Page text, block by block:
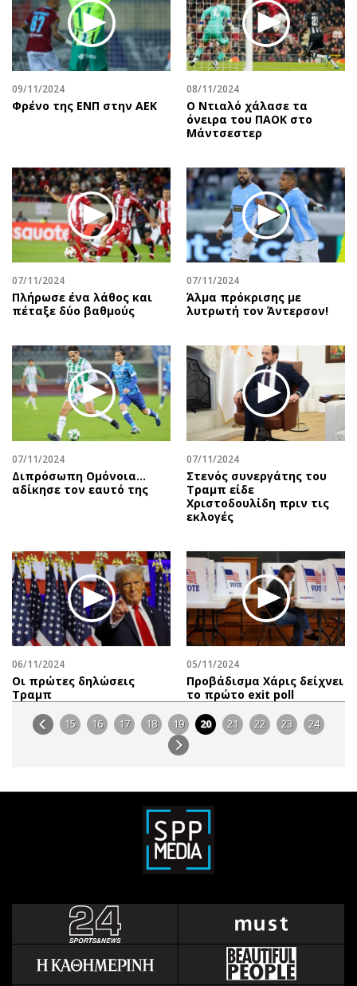
09/11/2024
Φρένο της ΕΝΠ στην ΑΕΚ
08/11/2024
Ο Ντιαλό χάλασε τα
όνειρα του ΠΑΟΚ στο
Μάντσεστερ
07/11/2024
Πλήρωσε ένα λάθος και
πέταξε δύο βαθμούς
07/11/2024
Άλμα πρόκρισης με
λυτρωτή τον Άντερσον!
07/11/2024
Διπρόσωπη Ομόνοια…
αδίκησε τον εαυτό της
07/11/2024
Στενός συνεργάτης του
Τραμπ είδε
Χριστοδουλίδη πριν τις
εκλογές
06/11/2024
Οι πρώτες δηλώσεις
Τραμπ
05/11/2024
Προβάδισμα Χάρις δείχνει
το πρώτο exit poll
15 16 17 18 19 20 21 22 23 24